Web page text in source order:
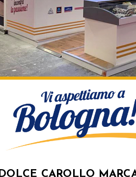
DOLCE CAROLLO